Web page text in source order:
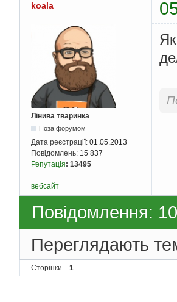
koala
Лінива тваринка
Поза форумом
Дата реєстрації: 01.05.2013
Повідомлень: 15 837
Репутація: 13495
вебсайт
Повідомлення: 10
Переглядають
Сторінки 1